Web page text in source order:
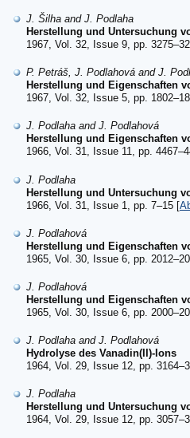
J. Šilha and J. Podlaha
Herstellung und Untersuchung
1967, Vol. 32, Issue 9, pp.
P. Petráš, J. Podlahová and J.
Herstellung und Eigenschaften
1967, Vol. 32, Issue 5, pp.
J. Podlaha and J. Podlahová
Herstellung und Eigenschaften
1966, Vol. 31, Issue 11, pp.
J. Podlaha
Herstellung und Untersuchung
1966, Vol. 31, Issue 1, pp. 7–15 [
J. Podlahová
Herstellung und Eigenschaften
1965, Vol. 30, Issue 6, pp.
J. Podlahová
Herstellung und Eigenschaften
1965, Vol. 30, Issue 6, pp.
J. Podlaha and J. Podlahová
Hydrolyse des Vanadin(II)-Ions
1964, Vol. 29, Issue 12, pp.
J. Podlaha
Herstellung und Untersuchung
1964, Vol. 29, Issue 12, pp.